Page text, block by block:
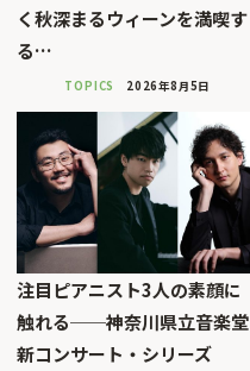
く秋深まるウィーンを満喫す
る…
TOPICS 2026年8月5日
注目ピアニスト3人の素顔に
触れる──神奈川県立音楽堂
新コンサート・シリーズ